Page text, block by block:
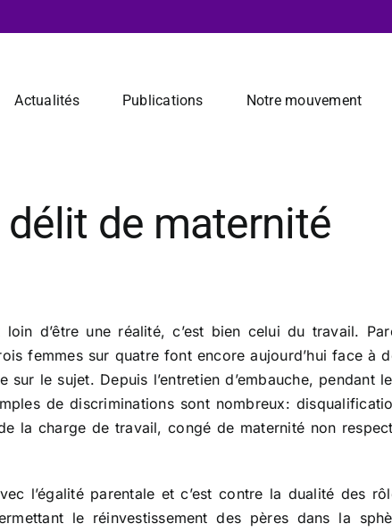
Actualités Publications Notre mouvement
de maternité
d’être une réalité, c’est bien celui du travail.
femmes sur quatre font encore aujourd’hui face à
le sujet. Depuis l’entretien d’embauche, pendant
de discriminations sont nombreux:
la charge de travail, congé de maternité non
l’égalité parentale et c’est contre la dualité des
le réinvestissement des pères dans la